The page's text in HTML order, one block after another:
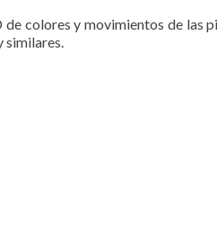
de colores y movimientos de las
similares.